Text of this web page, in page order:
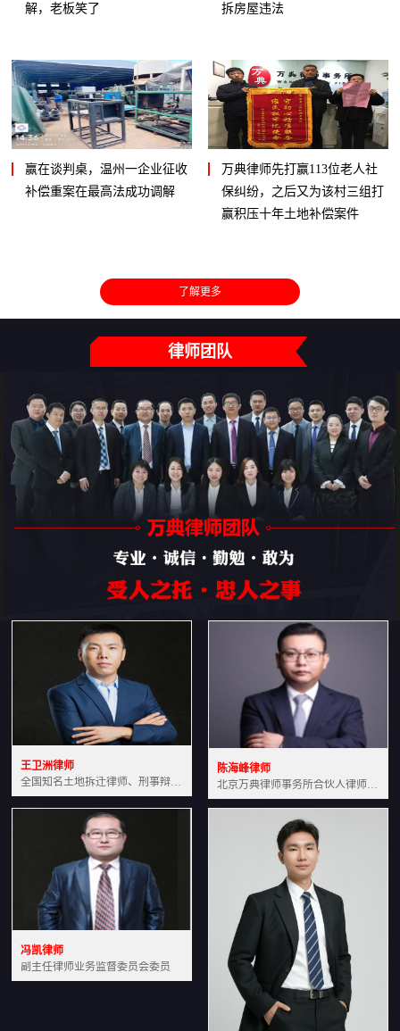
解，老板笑了
拆房屋违法
赢在谈判桌，温州一企业征收
补偿重案在最高法成功调解
万典律师先打赢113位老人社
保纠纷，之后又为该村三组打
赢积压十年土地补偿案件
了解更多
律师团队
王卫洲律师
全国知名土地拆迁律师、刑事辩护律师北京万典律师事务所主任中国法学会会员北京市行政法研究会理事
陈海峰律师
北京万典律师事务所合伙人律师土地房产专业资深律师
冯凯律师
副主任律师业务监督委员会委员